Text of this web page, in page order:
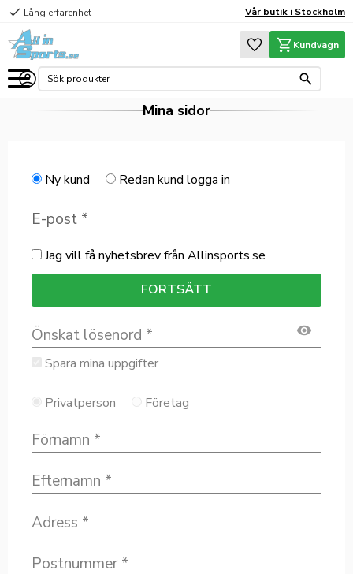
Meny
check Lång erfarenhet Vår butik i Stockholm
Favoriter
Kundvagn
Mina sidor
Ny kund Redan kund logga in
Jag vill få nyhetsbrev från Allinsports.se
FORTSÄTT
visibility
Spara mina uppgifter
Privatperson Företag